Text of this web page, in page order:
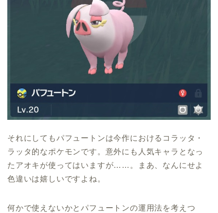
それにしてもパフュートンは今作におけるコラッタ・
ラッタ的なポケモンです。意外にも人気キャラとなっ
たアオキが使ってはいますが……。まあ、なんにせよ
色違いは嬉しいですよね。
何かで使えないかとパフュートンの運用法を考えつ